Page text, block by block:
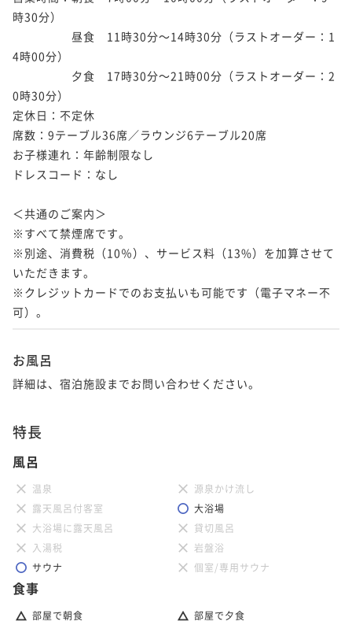
時30分）
昼食　11時30分～14時30分（ラストオーダー：1
4時00分）
夕食　17時30分～21時00分（ラストオーダー：2
0時30分）
定休日：不定休
席数：9テーブル36席／ラウンジ6テーブル20席
お子様連れ：年齢制限なし
ドレスコード：なし
＜共通のご案内＞
※すべて禁煙席です。
※別途、消費税（10％）、サービス料（13%）を加算させて
いただきます。
※クレジットカードでのお支払いも可能です（電子マネー不
可）。
お風呂
詳細は、宿泊施設までお問い合わせください。
特長
風呂
温泉
源泉かけ流し
露天風呂付客室
大浴場
大浴場に露天風呂
貸切風呂
入湯税
岩盤浴
サウナ
個室/専用サウナ
食事
部屋で朝食 部屋で夕食